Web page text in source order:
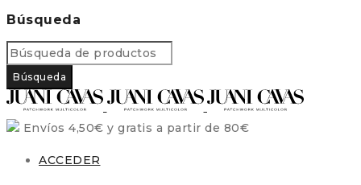
Búsqueda
Envíos 4,50€ y gratis a partir de 80€
ACCEDER